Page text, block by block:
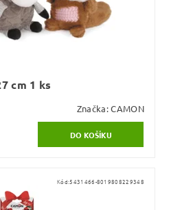
cm 1 ks
Značka:CAMON
Kód:5431466-8019808229348